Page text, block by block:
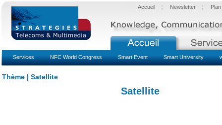
Accueil Newsletter
Services NFC World Congress Smart Event Smart University
Thème | Satellite
Satellite